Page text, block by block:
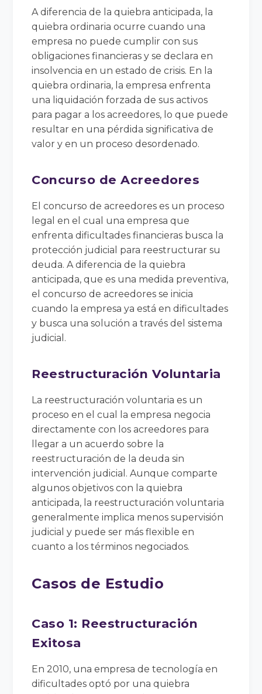
A diferencia de la quiebra anticipada, la
quiebra ordinaria ocurre cuando una
empresa no puede cumplir con sus
obligaciones financieras y se declara en
insolvencia en un estado de crisis. En la
quiebra ordinaria, la empresa enfrenta
una liquidación forzada de sus activos
para pagar a los acreedores, lo que puede
resultar en una pérdida significativa de
valor y en un proceso desordenado.
Concurso de Acreedores
El concurso de acreedores es un proceso
legal en el cual una empresa que
enfrenta dificultades financieras busca la
protección judicial para reestructurar su
deuda. A diferencia de la quiebra
anticipada, que es una medida preventiva,
el concurso de acreedores se inicia
cuando la empresa ya está en dificultades
y busca una solución a través del sistema
judicial.
Reestructuración Voluntaria
La reestructuración voluntaria es un
proceso en el cual la empresa negocia
directamente con los acreedores para
llegar a un acuerdo sobre la
reestructuración de la deuda sin
intervención judicial. Aunque comparte
algunos objetivos con la quiebra
anticipada, la reestructuración voluntaria
generalmente implica menos supervisión
judicial y puede ser más flexible en
cuanto a los términos negociados.
Casos de Estudio
Caso 1: Reestructuración
Exitosa
En 2010, una empresa de tecnología en
dificultades optó por una quiebra